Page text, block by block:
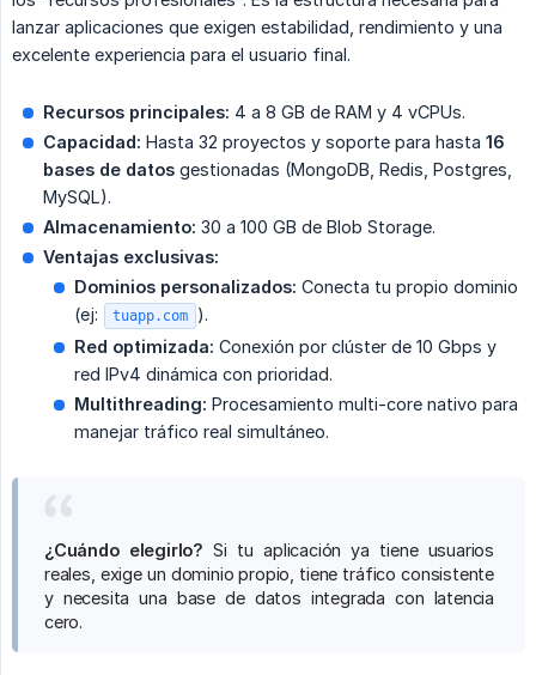
lanzar aplicaciones que exigen estabilidad, rendimiento y una
excelente experiencia para el usuario final.
Recursos principales: 4 a 8 GB de RAM y 4 vCPUs.
Capacidad: Hasta 32 proyectos y soporte para hasta 16
bases de datos gestionadas (MongoDB, Redis, Postgres,
MySQL).
Almacenamiento: 30 a 100 GB de Blob Storage.
Ventajas exclusivas:
Dominios personalizados: Conecta tu propio dominio
(ej:
tuapp.com ).
Red optimizada: Conexión por clúster de 10 Gbps y
red IPv4 dinámica con prioridad.
Multithreading: Procesamiento multi-core nativo para
manejar tráfico real simultáneo.
¿Cuándo elegirlo? Si tu aplicación ya tiene usuarios
reales, exige un dominio propio, tiene tráfico consistente
y necesita una base de datos integrada con latencia
cero.